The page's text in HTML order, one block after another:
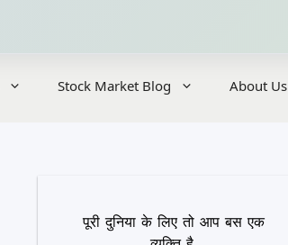
Stock Market Blog About Us
पूरी दुनिया के लिए तो आप बस एक